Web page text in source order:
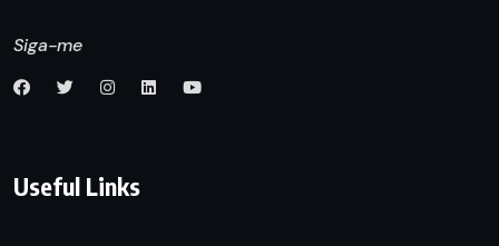
Siga-me
Useful Links